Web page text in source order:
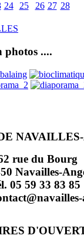
24 25 26 27 28
photos ....
rue du Bourg
Navailles-
05 59 33 83 85